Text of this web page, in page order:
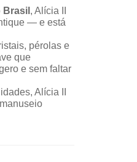
, Alícia II
— e está
pérolas e
que
e sem faltar
Alícia II